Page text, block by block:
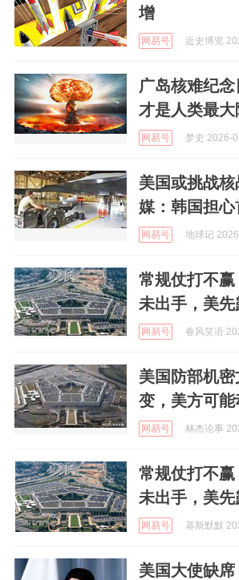
增
网易号 近史博览
广岛核难纪
才是人类最大
网易号 梦史 2026-
美国或挑战
媒：韩国担
网易号 地球记
常规仗打不
未出手，美
网易号 春风笑语
美国防部机
变，美方可
网易号 林杰论事
常规仗打不
未出手，美
网易号 基斯默默
美国大使缺